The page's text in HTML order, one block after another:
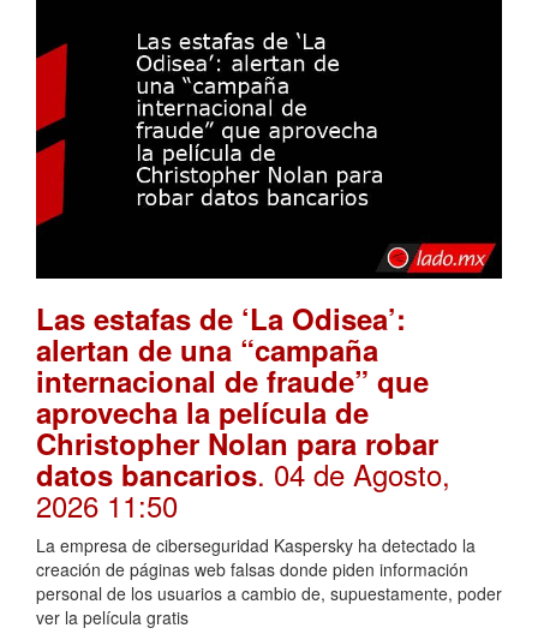
Las estafas de ‘La Odisea’:
alertan de una “campaña
internacional de fraude” que
aprovecha la película de
Christopher Nolan para robar
datos bancarios. 04 de Agosto,
2026 11:50
La empresa de ciberseguridad Kaspersky ha detectado la
creación de páginas web falsas donde piden información
personal de los usuarios a cambio de, supuestamente, poder
ver la película gratis